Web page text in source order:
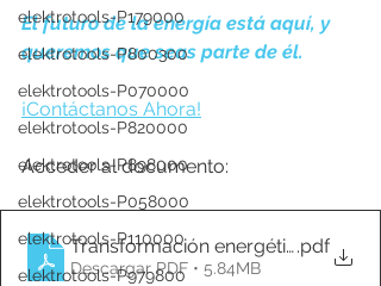
elektrotools-P179000
elektrotools-P800300
elektrotools-P070000
elektrotools-P820000
elektrotools-P898000
elektrotools-P058000
elektrotools-P110000
elektrotools-P979800
El futuro de la energía está aquí, y
queremos que seas parte de él.
¡Contáctanos Ahora!
Acceder al documento:
Transformación energética - BASE
.pdf
Descargar PDF • 5.84MB